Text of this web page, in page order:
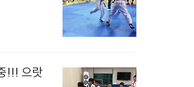
!!! 으랏